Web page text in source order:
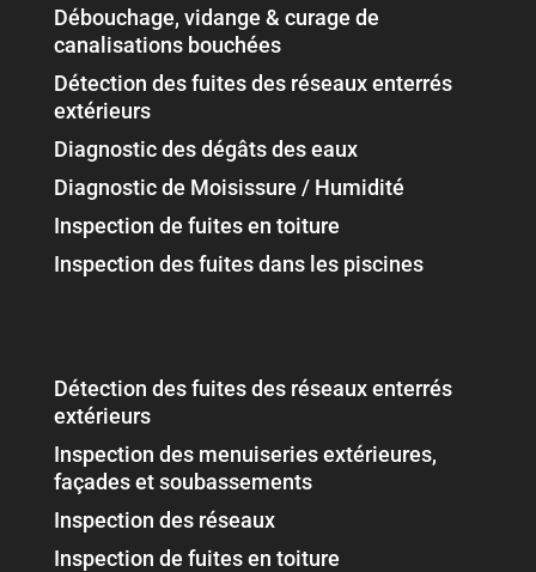
Débouchage, vidange & curage de
canalisations bouchées
Détection des fuites des réseaux enterrés
extérieurs
Diagnostic des dégâts des eaux
Diagnostic de Moisissure / Humidité
Inspection de fuites en toiture
Inspection des fuites dans les piscines
Détection des fuites des réseaux enterrés
extérieurs
Inspection des menuiseries extérieures,
façades et soubassements
Inspection des réseaux
Inspection de fuites en toiture